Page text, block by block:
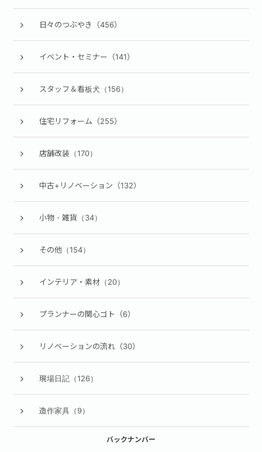
日々のつぶやき（456）
イベント・セミナー（141）
スタッフ＆看板犬（156）
住宅リフォーム（255）
店舗改装（170）
中古+リノベーション（132）
小物・雑貨（34）
その他（154）
インテリア・素材（20）
プランナーの関心ゴト（6）
リノベーションの流れ（30）
現場日記（126）
造作家具（9）
バックナンバー